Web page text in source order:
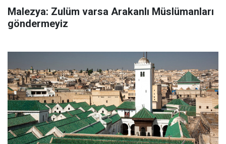
Malezya: Zulüm varsa Arakanlı Müslümanları
göndermeyiz